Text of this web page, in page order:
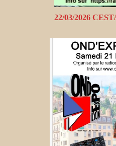
22/03/2026